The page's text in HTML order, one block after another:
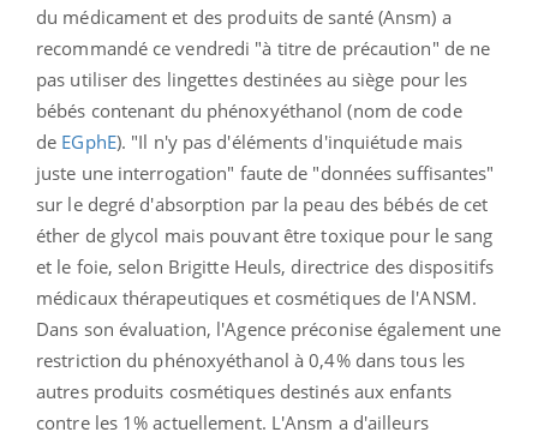
du médicament et des produits de santé (Ansm) a
recommandé ce vendredi "à titre de précaution" de ne
pas utiliser des lingettes destinées au siège pour les
bébés contenant du phénoxyéthanol (nom de code
de EGphE). "Il n'y pas d'éléments d'inquiétude mais
juste une interrogation" faute de "données suffisantes"
sur le degré d'absorption par la peau des bébés de cet
éther de glycol mais pouvant être toxique pour le sang
et le foie, selon Brigitte Heuls, directrice des dispositifs
médicaux thérapeutiques et cosmétiques de l'ANSM.
Dans son évaluation, l'Agence préconise également une
restriction du phénoxyéthanol à 0,4% dans tous les
autres produits cosmétiques destinés aux enfants
contre les 1% actuellement. L'Ansm a d'ailleurs